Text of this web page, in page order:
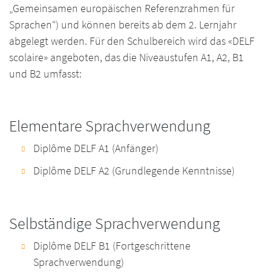
„Gemeinsamen europäischen Referenzrahmen für
Sprachen“) und können bereits ab dem 2. Lernjahr
abgelegt werden. Für den Schulbereich wird das «DELF
scolaire» angeboten, das die Niveaustufen A1, A2, B1
und B2 umfasst:
Elementare Sprachverwendung
Diplôme DELF A1 (Anfänger)
Diplôme DELF A2 (Grundlegende Kenntnisse)
Selbständige Sprachverwendung
Diplôme DELF B1 (Fortgeschrittene
Sprachverwendung)